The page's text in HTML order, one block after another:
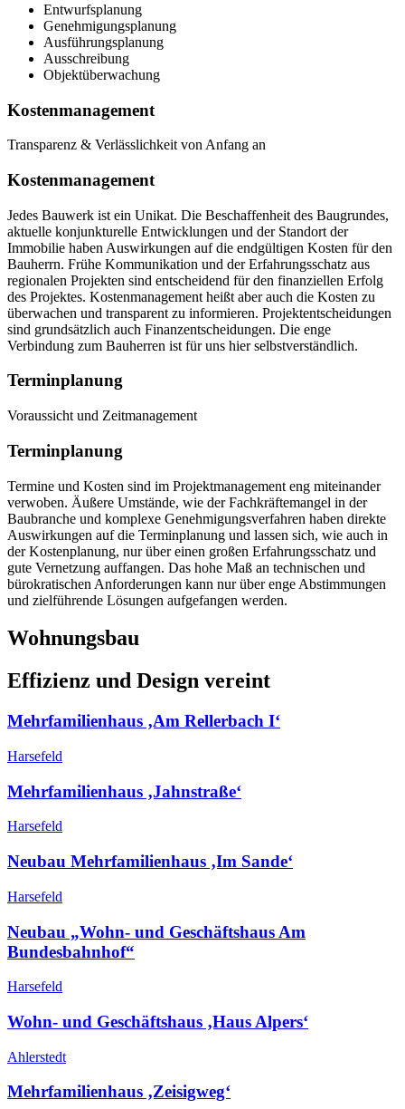
Entwurfsplanung
Genehmigungsplanung
Ausführungsplanung
Ausschreibung
Objektüberwachung
Kostenmanagement
Transparenz & Verlässlichkeit von Anfang an
Kostenmanagement
Jedes Bauwerk ist ein Unikat. Die Beschaffenheit des Baugrundes,
aktuelle konjunkturelle Entwicklungen und der Standort der
Immobilie haben Auswirkungen auf die endgültigen Kosten für den
Bauherrn. Frühe Kommunikation und der Erfahrungsschatz aus
regionalen Projekten sind entscheidend für den finanziellen Erfolg
des Projektes. Kostenmanagement heißt aber auch die Kosten zu
überwachen und transparent zu informieren. Projektentscheidungen
sind grundsätzlich auch Finanzentscheidungen. Die enge
Verbindung zum Bauherren ist für uns hier selbstverständlich.
Terminplanung
Voraussicht und Zeitmanagement
Terminplanung
Termine und Kosten sind im Projektmanagement eng miteinander
verwoben. Äußere Umstände, wie der Fachkräftemangel in der
Baubranche und komplexe Genehmigungsverfahren haben direkte
Auswirkungen auf die Terminplanung und lassen sich, wie auch in
der Kostenplanung, nur über einen großen Erfahrungsschatz und
gute Vernetzung auffangen. Das hohe Maß an technischen und
bürokratischen Anforderungen kann nur über enge Abstimmungen
und zielführende Lösungen aufgefangen werden.
Wohnungsbau
Effizienz und Design vereint
Mehrfamilienhaus ‚Am Rellerbach I‘
Harsefeld
Mehrfamilienhaus ‚Jahnstraße‘
Harsefeld
Neubau Mehrfamilienhaus ‚Im Sande‘
Harsefeld
Neubau „Wohn- und Geschäftshaus Am
Bundesbahnhof“
Harsefeld
Wohn- und Geschäftshaus ‚Haus Alpers‘
Ahlerstedt
Mehrfamilienhaus ‚Zeisigweg‘